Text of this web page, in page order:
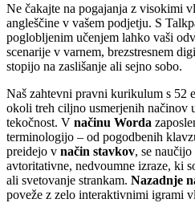
Ne čakajte na pogajanja z visokimi
angleščine v vašem podjetju. S
poglobljenim učenjem lahko vaši
scenarije v varnem, brezstresnem
stopijo na zaslišanje ali sejno sobo.
Naš zahtevni pravni kurikulum s 52
okoli treh ciljno usmerjenih načinov
tekočnost. V načinu Worda
terminologijo – od pogodbenih
preidejo v način stavkov, se
avtoritativne, nedvoumne izraze, ki
ali svetovanje strankam. Nazadnje
poveže z zelo interaktivnimi igrami